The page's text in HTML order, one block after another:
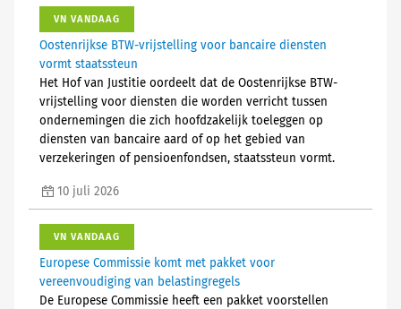
VN VANDAAG
Oostenrijkse BTW-vrijstelling voor bancaire diensten
vormt staatssteun
Het Hof van Justitie oordeelt dat de Oostenrijkse BTW-
vrijstelling voor diensten die worden verricht tussen
ondernemingen die zich hoofdzakelijk toeleggen op
diensten van bancaire aard of op het gebied van
verzekeringen of pensioenfondsen, staatssteun vormt.
10 juli 2026
VN VANDAAG
Europese Commissie komt met pakket voor
vereenvoudiging van belastingregels
De Europese Commissie heeft een pakket voorstellen